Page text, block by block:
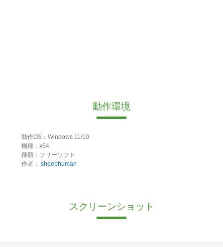
動作環境
動作OS：Windows 11/10
機種：x64
種類：フリーソフト
作者： sheephuman
スクリーンショット